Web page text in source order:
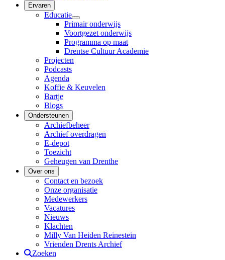
Ervaren
Educatie
Primair onderwijs
Voortgezet onderwijs
Programma op maat
Drentse Cultuur Academie
Projecten
Podcasts
Agenda
Koffie & Keuvelen
Bartje
Blogs
Ondersteunen
Archiefbeheer
Archief overdragen
E-depot
Toezicht
Geheugen van Drenthe
Over ons
Contact en bezoek
Onze organisatie
Medewerkers
Vacatures
Nieuws
Klachten
Milly Van Heiden Reinestein
Vrienden Drents Archief
Zoeken